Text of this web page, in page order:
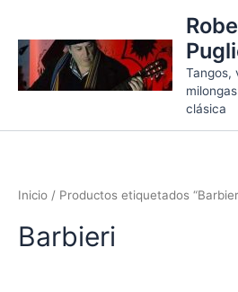
contenido
Tangos,
clásica
Inicio / Productos etiquetados
Barbieri
por
más